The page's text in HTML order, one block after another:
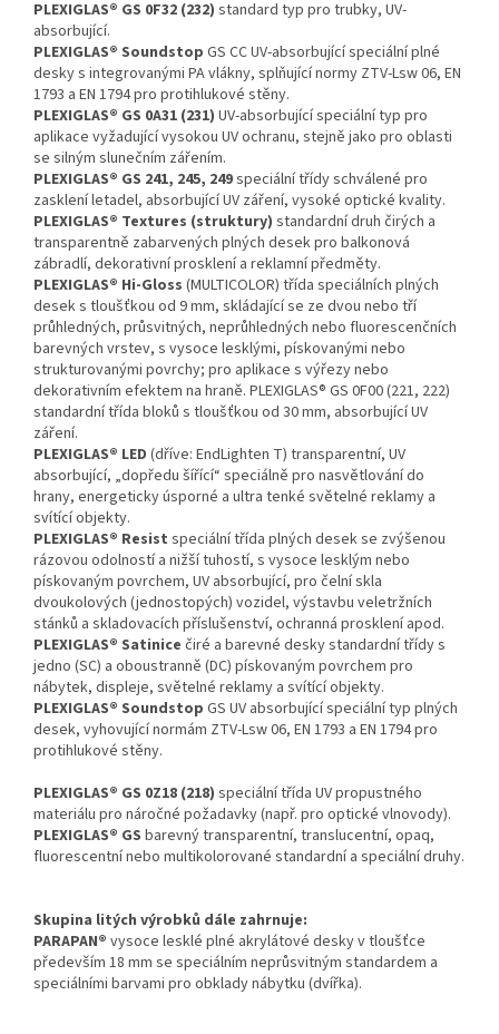
PLEXIGLAS® GS 0F32 (232) standard typ pro trubky, UV-
absorbující.
PLEXIGLAS® Soundstop GS CC UV-absorbující speciální plné
desky s integrovanými PA vlákny, splňující normy ZTV-Lsw 06, EN
1793 a EN 1794 pro protihlukové stěny.
PLEXIGLAS® GS 0A31 (231) UV-absorbující speciální typ pro
aplikace vyžadující vysokou UV ochranu, stejně jako pro oblasti
se silným slunečním zářením.
PLEXIGLAS® GS 241, 245, 249speciální třídy schválené pro
zasklení letadel, absorbující UV záření, vysoké optické kvality.
PLEXIGLAS® Textures (struktury) standardní druh čirých a
transparentně zabarvených plných desek pro balkonová
zábradlí, dekorativní prosklení a reklamní předměty.
PLEXIGLAS® Hi-Gloss (MULTICOLOR) třída speciálních plných
desek s tloušťkou od 9 mm, skládající se ze dvou nebo tří
průhledných, průsvitných, neprůhledných nebo fluorescenčních
barevných vrstev, s vysoce lesklými, pískovanými nebo
strukturovanými povrchy; pro aplikace s výřezy nebo
dekorativním efektem na hraně. PLEXIGLAS® GS 0F00 (221, 222)
standardní třída bloků s tloušťkou od 30 mm, absorbující UV
záření.
PLEXIGLAS® LED (dříve: EndLighten T) transparentní, UV
absorbující, „dopředu šířící“ speciálně pro nasvětlování do
hrany, energeticky úsporné a ultra tenké světelné reklamy a
svítící objekty.
PLEXIGLAS® Resist speciální třída plných desek se zvýšenou
rázovou odolností a nižší tuhostí, s vysoce lesklým nebo
pískovaným povrchem, UV absorbující, pro čelní skla
dvoukolových (jednostopých) vozidel, výstavbu veletržních
stánků a skladovacích příslušenství, ochranná prosklení apod.
PLEXIGLAS® Satinice čiré a barevné desky standardní třídy s
jedno (SC) a oboustranně (DC) pískovaným povrchem pro
nábytek, displeje, světelné reklamy a svítící objekty.
PLEXIGLAS® Soundstop GS UV absorbující speciální typ plných
desek, vyhovující normám ZTV-Lsw 06, EN 1793 a EN 1794 pro
protihlukové stěny.
PLEXIGLAS® GS 0Z18 (218) speciální třída UV propustného
materiálu pro náročné požadavky (např. pro optické vlnovody).
PLEXIGLAS® GS barevný transparentní, translucentní, opaq,
fluorescentní nebo multikolorované standardní a speciální druhy.
Skupina litých výrobků dále zahrnuje:
PARAPAN® vysoce lesklé plné akrylátové desky v tloušťce
především 18 mm se speciálním neprůsvitným standardem a
speciálními barvami pro obklady nábytku (dvířka).